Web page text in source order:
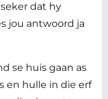
dat hy
jou antwoord ja
se huis gaan as
en hulle in die erf